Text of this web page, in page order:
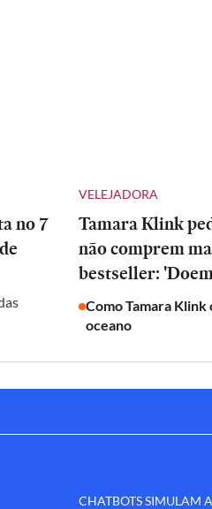
no 7
VELEJADORA
Tamara Klink
não comprem
bestseller:
Como Tamara Klink
oceano
CHATBOTS SIMULAM